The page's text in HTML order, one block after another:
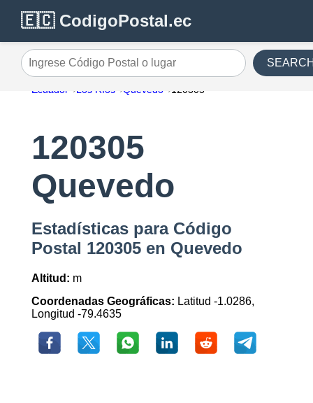
🇪🇨 CodigoPostal.ec
Ingrese Código Postal o lugar
Ecuador Los Ríos Quevedo 120305
120305
Quevedo
Estadísticas para Código
Postal 120305 en Quevedo
Altitud: m
Coordenadas Geográficas: Latitud -1.0286,
Longitud -79.4635